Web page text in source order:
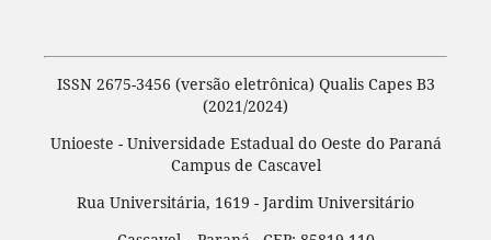
ISSN 2675-3456 (versão eletrônica) Qualis Capes B3
(2021/2024)
Unioeste - Universidade Estadual do Oeste do Paraná
Campus de Cascavel
Rua Universitária, 1619 - Jardim Universitário